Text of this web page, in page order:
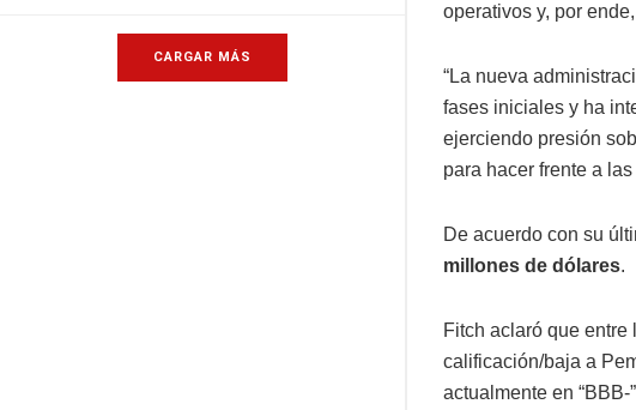
CARGAR MÁS
operativos y, por ende,
“La nueva
fases iniciales y ha
ejerciendo presión
para hacer frente a
De acuerdo con su
millones de dólares.
Fitch aclaró que
calificación/baja a
actualmente en